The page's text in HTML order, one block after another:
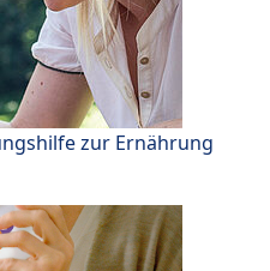
zur Ernährung